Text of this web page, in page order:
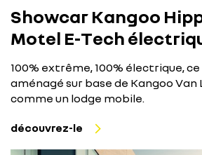
Showcar Kangoo
Motel E-Tech
100% extrême, 100% électrique,
aménagé sur base de Kangoo Van
comme un lodge mobile.
découvrez-le